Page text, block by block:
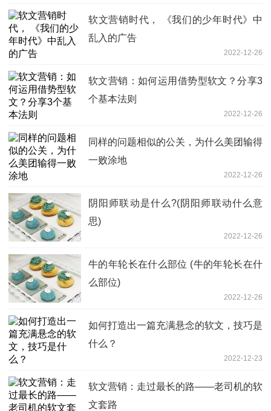
软文营销时代， 《我们的少年时代》中
乱入的广告
2022-12-26
软文营销：如何运用借势型软文？分享3
个基本法则
2022-12-26
同样的问题相似的公关，为什么美团输得
一败涂地
2022-12-26
阴阳师联动是什么?(阴阳师联动什么意
思)
2022-12-26
牛的年轮长在什么部位 (牛的年轮长在什
么部位)
2022-12-26
如何打造出一篇充满悬念的软文，技巧是
什么？
2022-12-23
软文营销：走过最长的路——老司机的软
文套路